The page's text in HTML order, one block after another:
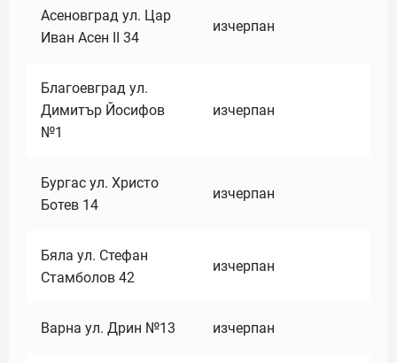
Асеновград ул. Цар
Иван Асен II 34
изчерпан
Благоевград ул.
Димитър Йосифов
№1
изчерпан
Бургас ул. Христо
Ботев 14
изчерпан
Бяла ул. Стефан
Стамболов 42
изчерпан
Варна ул. Дрин №13 изчерпан